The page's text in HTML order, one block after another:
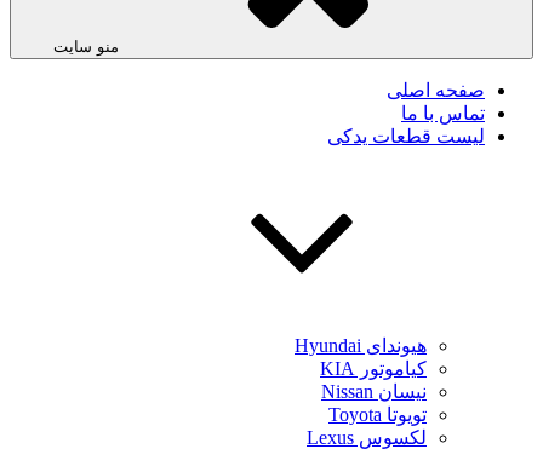
منو سایت
صفحه اصلی
تماس با ما
لیست قطعات یدکی
هیوندای Hyundai
کیاموتور KIA
نیسان Nissan
تویوتا Toyota
لکسوس Lexus